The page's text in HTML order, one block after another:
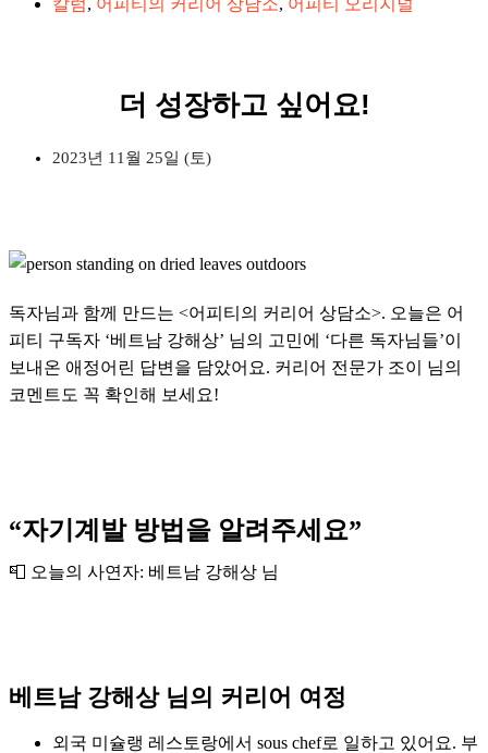
더 성장하고 싶어요!
2023년 11월 25일 (토)
독자님과 함께 만드는 <어피티의 커리어 상담소>. 오늘은 어
피티 구독자 ‘베트남 강해상’ 님의 고민에 ‘다른 독자님들’이
보내온 애정어린 답변을 담았어요. 커리어 전문가 조이 님의
코멘트도 꼭 확인해 보세요!
“자기계발 방법을 알려주세요”
📮 오늘의 사연자: 베트남 강해상 님
베트남 강해상 님의 커리어 여정
외국 미슐랭 레스토랑에서 sous chef로 일하고 있어요. 부